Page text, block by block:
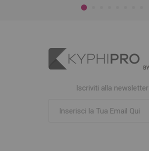
Iscriviti alla newsletter